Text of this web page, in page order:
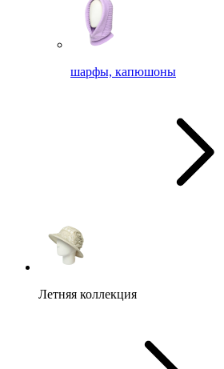
шарфы, капюшоны
Летняя коллекция